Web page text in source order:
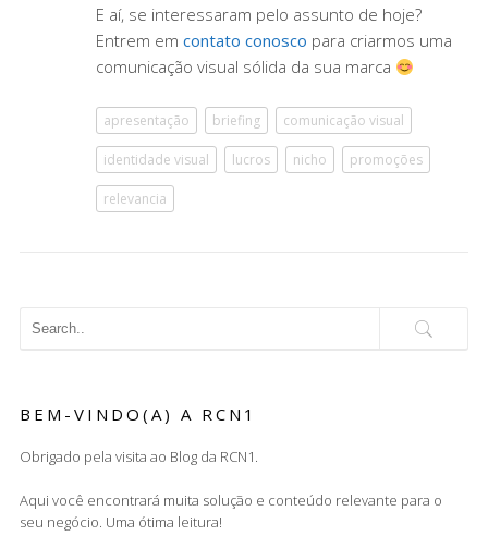
E aí, se interessaram pelo assunto de hoje?
Entrem em contato conosco para criarmos uma
comunicação visual sólida da sua marca
apresentação briefing comunicação visual
identidade visual lucros nicho promoções
relevancia
BEM-VINDO(A) A RCN1
Obrigado pela visita ao Blog da RCN1.
Aqui você encontrará muita solução e conteúdo relevante para o
seu negócio. Uma ótima leitura!